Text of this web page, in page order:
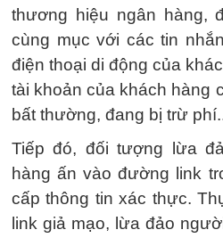
thương hiệu ngân hàng,
cùng mục với các tin
điện thoại di động của
tài khoản của khách hàng
bất thường, đang bị trừ
Tiếp đó, đối tượng lừa
hàng ấn vào đường link
cấp thông tin xác thực.
link giả mạo, lừa đảo